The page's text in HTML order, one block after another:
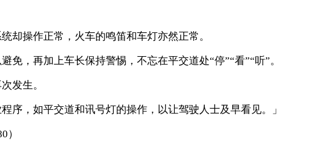
却操作正常，火车的鸣笛和车灯亦然正常。
，再加上车长保持警惕，不忘在平交道处“停”“看”“听”。
发生。
序，如平交道和讯号灯的操作，以让驾驶人士及早看见。」
）